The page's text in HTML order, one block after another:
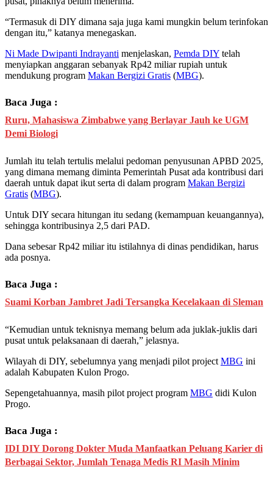
“Termasuk di DIY dimana saja juga kami mungkin belum terinfokan
dengan itu,” katanya menegaskan.
Ni Made Dwipanti Indrayanti menjelaskan, Pemda DIY telah
menyiapkan anggaran sebanyak Rp42 miliar rupiah untuk
mendukung program Makan Bergizi Gratis (MBG).
Baca Juga :
Ruru, Mahasiswa Zimbabwe yang Berlayar Jauh ke UGM
Demi Biologi
Jumlah itu telah tertulis melalui pedoman penyusunan APBD 2025,
yang dimana memang diminta Pemerintah Pusat ada kontribusi dari
daerah untuk dapat ikut serta di dalam program Makan Bergizi
Gratis (MBG).
Untuk DIY secara hitungan itu sedang (kemampuan keuangannya),
sehingga kontribusinya 2,5 dari PAD.
Dana sebesar Rp42 miliar itu istilahnya di dinas pendidikan, harus
ada posnya.
Baca Juga :
Suami Korban Jambret Jadi Tersangka Kecelakaan di Sleman
“Kemudian untuk teknisnya memang belum ada juklak-juklis dari
pusat untuk pelaksanaan di daerah,” jelasnya.
Wilayah di DIY, sebelumnya yang menjadi pilot project MBG ini
adalah Kabupaten Kulon Progo.
Sepengetahuannya, masih pilot project program MBG didi Kulon
Progo.
Baca Juga :
IDI DIY Dorong Dokter Muda Manfaatkan Peluang Karier di
Berbagai Sektor, Jumlah Tenaga Medis RI Masih Minim